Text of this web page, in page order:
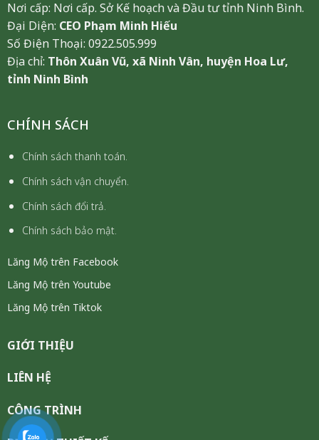
Nơi cấp: Nơi cấp. Sở Kế hoạch và Đầu tư tỉnh Ninh Bình.
Đại Diện: CEO Phạm Minh Hiếu
Số Điện Thoại: 0922.505.999
Địa chỉ: Thôn Xuân Vũ, xã Ninh Vân, huyện Hoa Lư,
tỉnh Ninh Bình
CHÍNH SÁCH
Chính sách thanh toán.
Chính sách vận chuyển.
Chính sách đổi trả.
Chính sách bảo mật.
Lăng Mộ trên Facebook
Lăng Mộ trên Youtube
Lăng Mộ trên Tiktok
GIỚI THIỆU
LIÊN HỆ
CÔNG TRÌNH